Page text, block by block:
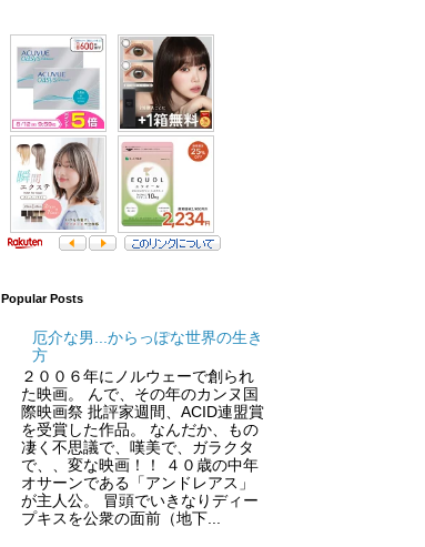
Popular Posts
厄介な男...からっぽな世界の生き
方
２００６年にノルウェーで創られ
た映画。 んで、その年のカンヌ国
際映画祭 批評家週間、ACID連盟賞
を受賞した作品。 なんだか、もの
凄く不思議で、嘆美で、ガラクタ
で、、変な映画！！ ４０歳の中年
オサーンである「アンドレアス」
が主人公。 冒頭でいきなりディー
プキスを公衆の面前（地下...